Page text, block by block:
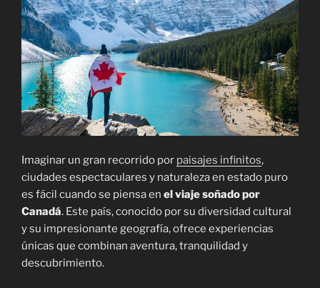
el
verano
2026»
Imaginar un gran recorrido por paisajes infinitos,
ciudades espectaculares y naturaleza en estado puro
es fácil cuando se piensa en el viaje soñado por
Canadá. Este país, conocido por su diversidad cultural
y su impresionante geografía, ofrece experiencias
únicas que combinan aventura, tranquilidad y
descubrimiento.